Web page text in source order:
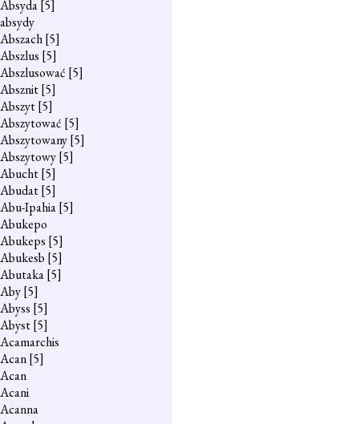
Absyda[5]
absydy
Abszach[5]
Abszlus [5]
Abszlusować [5]
Absznit[5]
Abszyt[5]
Abszytować [5]
Abszytowany[5]
Abszytowy[5]
Abucht[5]
Abudat[5]
Abu-Ipahia[5]
Abukepo
Abukeps [5]
Abukesb [5]
Abutaka[5]
Aby[5]
Abyss [5]
Abyst[5]
Acamarchis
Acan[5]
Acan
Acani
Acanna